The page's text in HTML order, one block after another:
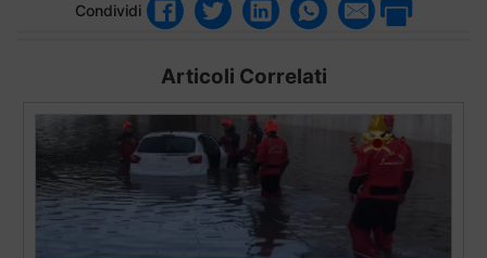
Condividi
Articoli Correlati